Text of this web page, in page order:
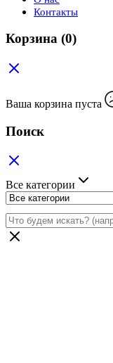
Контакты
Корзина (0)
Ваша корзина пуста
Поиск
Все категории